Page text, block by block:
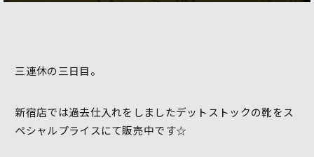
三連休の三日目。
新宿店では過去仕入れをしましたデットストックの靴をス
ペシャルプライスにて販売中です☆